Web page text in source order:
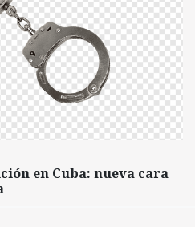
en Cuba: nueva cara